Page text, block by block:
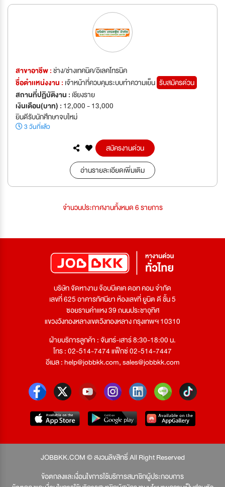
สาขาอาชีพ :ช่าง/ช่างเทคนิค/อิเลคโทรนิค
ชื่อตำเเหน่งงาน : เจ้าหน้าที่ควบคุมระบบทำความเย็น รับสมัครด่วน
สถานที่ปฏิบัติงาน : เชียงราย
เงินเดือน(บาท) : 12,000 - 13,000
ยินดีรับนักศึกษาจบใหม่
3 วันที่แล้ว
สมัครงานด่วน
อ่านรายละเอียดเพิ่มเติม
จำนวนประกาศงานทั้งหมด 6 รายการ
บริษัท จัดหางาน จ๊อบบีเคเค ดอท คอม จำกัด
เลขที่ 625 อาคารทัศนียา ห้องเลขที่ ยูนิต ดี ชั้น 5
ซอยรามคำแหง 39 ถนนประชาอุทิศ
แขวงวังทองหลางเขตวังทองหลาง กรุงเทพฯ 10310
ฝ่ายบริการลูกค้า : จันทร์-เสาร์ 8:30-18:00 น.
โทร : 02-514-7474 แฟ็กซ์ 02-514-7447
อีเมล :help@jobbkk.com,sales@jobbkk.com
JOBBKK.COM © สงวนลิขสิทธิ์ All Right Reserved
ข้อตกลงและเงื่อนไขการใช้บริการสมาชิกผู้ประกอบการ